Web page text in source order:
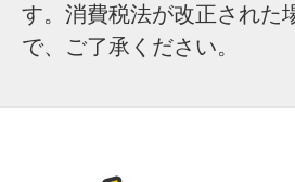
す。消費税法が改正された
で、ご了承ください。